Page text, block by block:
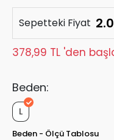
Sepetteki Fiyat
378,99 TL 'den
Beden:
L
Beden - Ölçü Tablosu